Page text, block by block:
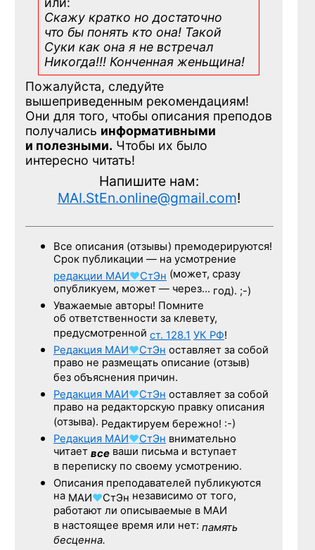
Скажу кратко но достаточно
что бы понять кто она! Такой
Суки как она я не встречал
Никогда!!! Конченная женьщина!
Пожалуйста, следуйте
вышеприведенным рекомендациям!
Они для того, чтобы описания преподов
получались информативными
и полезными. Чтобы их было
интересно читать!
Напишите нам:
MAI.StEn.online@gmail.com!
Все описания (отзывы) премодерируются!
Срок публикации — на усмотрение
редакции МАИ♥СтЭн (может, сразу
опубликуем, может — через… год). ;-)
Уважаемые авторы! Помните
об ответственности за клевету,
предусмотренной ст. 128.1 УК РФ!
Редакция МАИ♥СтЭн оставляет за собой
право не размещать описание (отзыв)
без объяснения причин.
Редакция МАИ♥СтЭн оставляет за собой
право на редакторскую правку описания
(отзыва). Редактируем бережно! :-)
Редакция МАИ♥СтЭн внимательно
читает все ваши письма и вступает
в переписку по своему усмотрению.
Описания преподавателей публикуются
на МАИ♥СтЭн независимо от того,
работают ли описываемые в МАИ
в настоящее время или нет: память
бесценна.